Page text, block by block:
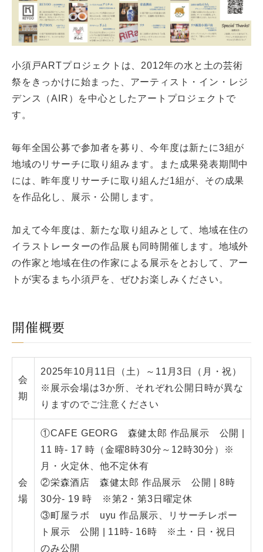
小須戸ARTプロジェクトは、2012年の水と土の芸術
祭をきっかけに始まった、アーティスト・イン・レジ
デンス（AIR）を中心としたアートプロジェクトで
す。
毎年全国公募で参加者を募り、今年度は新たに3組が
地域のリサーチに取り組みます。また成果発表期間中
には、昨年度リサーチに取り組んだ1組が、その成果
を作品化し、展示・公開します。
加えて今年度は、新たな取り組みとして、地域在住の
イラストレーターの作品展も同時開催します。地域外
の作家と地域在住の作家による展示をとおして、アー
トが実るまち小須戸を、ぜひお楽しみください。
開催概要
会
期
2025年10月11日（土）～11月3日（月・祝）
※展示会場は3か所、それぞれ公開日時が異な
りますのでご注意ください
会
場
①CAFE GEORG 森健太郎 作品展示 公開 |
11 時- 17 時（金曜8時30分～12時30分）※
月・火定休、他不定休有
②栄森酒店 森健太郎 作品展示 公開 | 8時
30分- 19 時 ※第2・第3日曜定休
③町屋ラボ uyu 作品展示、リサーチレポー
ト展示 公開 | 11時- 16時 ※土・日・祝日
のみ公開